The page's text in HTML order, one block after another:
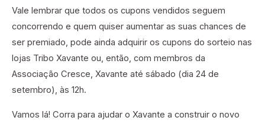
Vale lembrar que todos os cupons vendidos seguem
concorrendo e quem quiser aumentar as suas chances de
ser premiado, pode ainda adquirir os cupons do sorteio nas
lojas Tribo Xavante ou, então, com membros da
Associação Cresce, Xavante até sábado (dia 24 de
setembro), às 12h.
Vamos lá! Corra para ajudar o Xavante a construir o novo